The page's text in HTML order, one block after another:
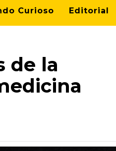
Curioso Editorial
de la